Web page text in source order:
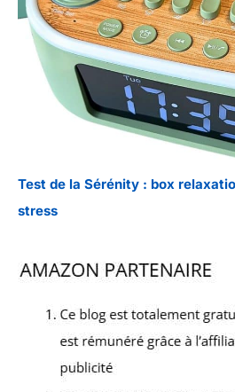
Test de la Sérénity : box
stress